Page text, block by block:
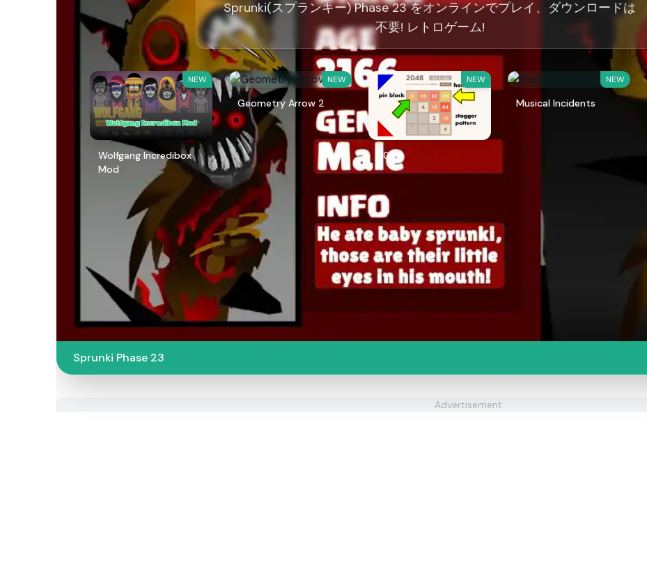
Sprunki(スプランキー) Phase 23 をオンラインでプレイ、ダウンロードは
不要! レトロゲーム!
NEW
Wolfgang Incredibox
Mod
NEW
Geometry Arrow 2
NEW
2048
NEW
Musical Incidents
Sprunki Phase 23
Advertisement